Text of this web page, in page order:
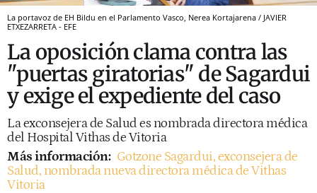
La portavoz de EH Bildu en el Parlamento Vasco, Nerea Kortajarena / JAVIER
ETXEZARRETA - EFE
La oposición clama contra las
"puertas giratorias" de Sagardui
y exige el expediente del caso
La exconsejera de Salud es nombrada directora médica
del Hospital Vithas de Vitoria
Más información: Gotzone Sagardui, exconsejera de
Salud, nombrada nueva directora médica de Vithas
Vitoria